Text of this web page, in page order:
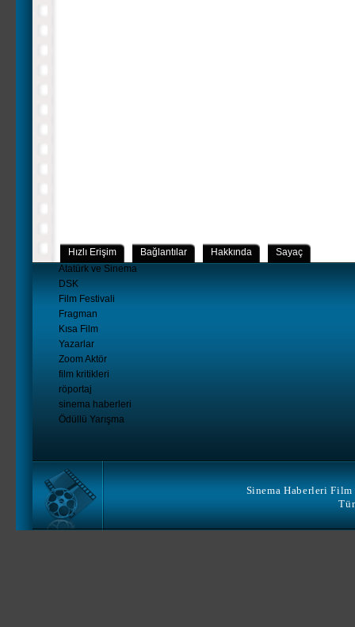
Hızlı Erişim Bağlantılar Hakkında
Sayaç
Atatürk ve Sinema
DSK
Film Festivali
Fragman
Kısa Film
Yazarlar
Zoom Aktör
film kritikleri
röportaj
sinema haberleri
Ödüllü Yarışma
Sinema Haberleri